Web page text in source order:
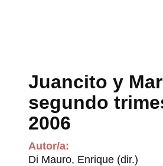
Juancito y
segundo
2006
Autor/a:
Di Mauro, Enrique (dir.)